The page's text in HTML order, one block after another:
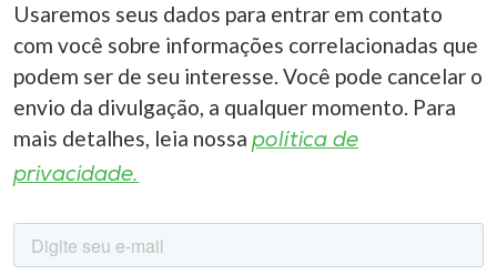
Usaremos seus dados para entrar em contato
com você sobre informações correlacionadas que
podem ser de seu interesse. Você pode cancelar o
envio da divulgação, a qualquer momento. Para
mais detalhes, leia nossa política de
privacidade.